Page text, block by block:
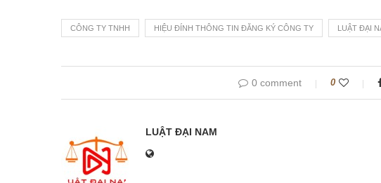
CÔNG TY TNHH HIỆU ĐÍNH THÔNG TIN ĐĂNG KÝ CÔNG TY LUẬT ĐẠI
0 comment 0
LUẬT ĐẠI NAM